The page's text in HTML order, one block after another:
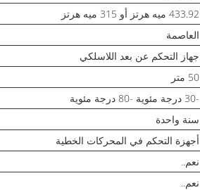
433.92 ميه هرتز أو 315 ميه هرتز
العاصمة
جهاز التحكم عن بعد اللاسلكي
50 متر
-30 درجة مئوية -80 درجة مئوية
سنة واحدة
أجهزة التحكم في المحركات الخطية
نعم..
نعم..